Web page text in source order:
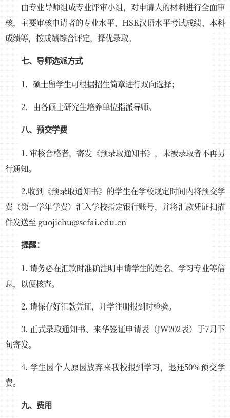
由专业导师组成专业评审小组，对申请人的材料进行全面审
核，主要审核申请者的专业水平、HSK汉语水平考试成绩、本科
成绩等，按成绩综合评定，择优录取。
七、导师选派方式
1．硕士留学生可根据招生简章进行双向选择；
2．由各硕士研究生培养单位指派导师。
八、预交学费
1. 审核合格者，寄发《预录取通知书》，未被录取者不再另
行通知。
2.收到《预录取通知书》的学生在学校规定时间内将预交学
费（第一学年学费）汇入学校指定银行账号，并将汇款凭证扫描
件发送至 guojichu@scfai.edu.cn
提醒：
1. 请务必在汇款时准确注明申请学生的姓名、学习专业等信
息，以便核查。
2. 请保存好汇款凭证，开学注册报到时检验。
3. 正式录取通知书、来华签证申请表（JW202表）于7月下
旬寄发。
4. 学生因个人原因放弃来我校报到学习，退还50%预交学
费。
九、费用